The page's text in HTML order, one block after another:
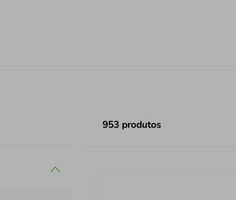
953 produtos